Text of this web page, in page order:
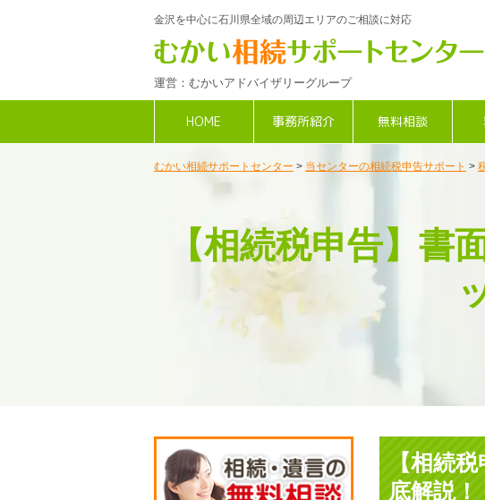
金沢を中心に石川県全域の周辺エリアのご相談に対応
運営：むかいアドバイザリーグループ
HOME 事務所紹介 無料相談
むかい相続サポートセンター > 当センターの相続税申告サポート >
【相続税申告】書
【相続
底解説！